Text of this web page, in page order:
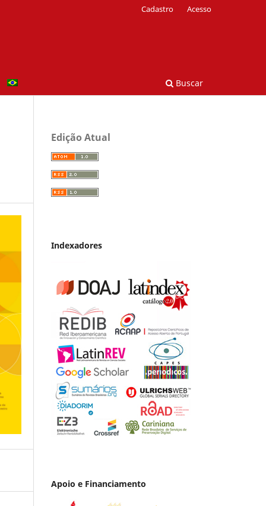
Buscar
Cadastro Acesso
Edição Atual
Indexadores
Apoio e Financiamento